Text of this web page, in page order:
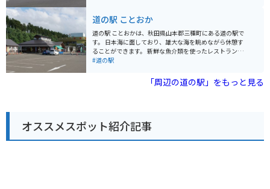
日本海沿いの国道7号線を走行すると、道の駅にたどり
着きます。道の駅には広い駐車場が完備されているので
安心です。 また、道の駅から徒歩圏内には、海水浴場や
キャンプ場もあり、夏には多くの観光客で賑わいます。
周辺には、風力発電の風車が立ち並ぶ風景が広がってお
道の駅 ことおか
道の駅 ことおかは、秋田県山本郡三種町にある道の駅で
す。 日本海に面しており、雄大な海を眺めながら休憩す
ることができます。 新鮮な魚介類を使ったレストランが
人気で、特に岩ガキは絶品です。 お土産には、地元産の
イクで訪れる際は、道の駅から海岸線沿いを走るのがお
すすめです。 日本海の潮風を感じながら、快適なツーリ
実しています。 道の駅 ことおかを拠点に、秋田の魅力を
満喫してみてはいかがでしょうか。
#道の駅
「周辺の道の駅」をもっと見る
オススメスポット紹介記事